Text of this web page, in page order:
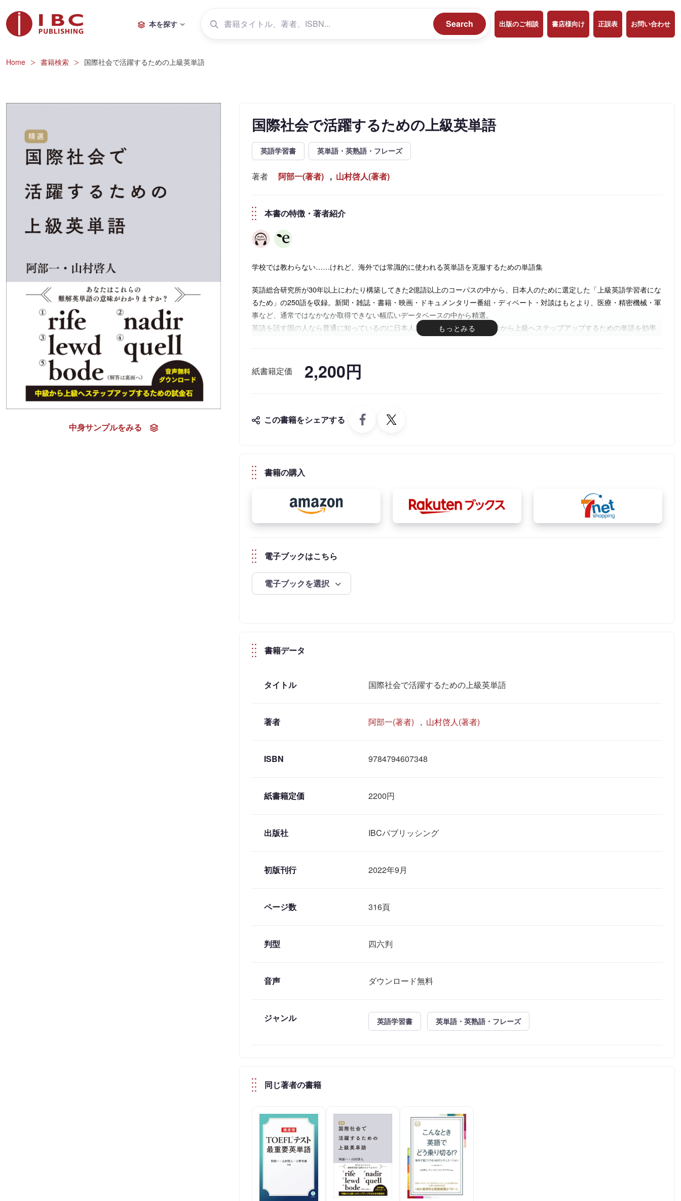
本を探す Search 出版のご相談 書店様向け 正誤表 お問い合わせ
Home 書籍検索 国際社会で活躍するための上級英単語
中身サンプルをみる
国際社会で活躍するための上級英単語
英語学習書 英単語・英熟語・フレーズ
著者 阿部一(著者) , 山村啓人(著者)
本書の特徴・著者紹介
学校では教わらない……けれど、海外では常識的に使われる英単語を克服するための単語集
英語総合研究所が30年以上にわたり構築してきた2億語以上のコーパスの中から、日本人のために選定した「上級英語学習者にな
るため」の250語を収録。新聞・雑誌・書籍・映画・ドキュメンタリー番組・ディベート・対談はもとより、医療・精密機械・軍
事など、通常ではなかなか取得できない幅広いデータベースの中から精選。
英語を話す国の人なら普通に知っているのに日本人は学校で教わらない、中級から上級へステップアップするための単語を効率
※本書は『日本人だけが知らない難解英単語』（2014年小社刊）を再編集し改題したものです。
紙書籍定価 2,200円
この書籍をシェアする
書籍の購入
電子ブックはこちら
電子ブックを選択
書籍データ
タイトル 国際社会で活躍するための上級英単語
著者 阿部一(著者) , 山村啓人(著者)
ISBN 9784794607348
紙書籍定価 2200円
出版社 IBCパブリッシング
初版刊行 2022年9月
ページ数 316頁
判型 四六判
音声 ダウンロード無料
ジャンル 英語学習書 英単語・英熟語・フレーズ
同じ著者の書籍